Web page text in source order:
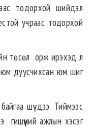
тодорхойшийдэл
учраас тодорхой
төсөл орж ирэхэдл
юм дуусчихсан юмшиг
байгаа шүү дээ. Тиймээс
гишүүнийажлын хэсэг